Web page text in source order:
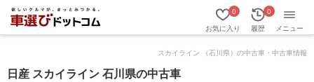
お気に入り
0
履歴
0
メニュー
スカイライン （石川県）の中古車・中古車情報
日産 スカイライン 石川県の中古車